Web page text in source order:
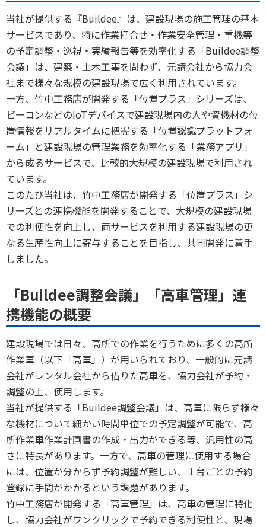
当社が提供する『Buildee』は、建設現場の施工管理の基本
サービスであり、特に作業打合せ・作業安全管理・重機等
の予定調整・巡視・実績報告等を効率化する「Buildee調整
会議」は、建築・土木工事を問わず、元請会社から協力会
社まで様々な規模の建設現場で広く利用されています。
一方、竹中工務店が開発する「位置プラス」シリーズは、
ビーコンなどのIoTデバイスで建設現場内の人や資機材の位
置情報をリアルタイムに把握する「位置認識プラットフォ
ーム」と建設現場の管理業務を効率化する「業務アプリ」
から成るサービスで、比較的大規模の建設現場で利用され
ています。
このたび当社は、竹中工務店が開発する「位置プラス」シ
リーズとの連携機能を開発することで、大規模の建設現場
での利便性を向上し、両サービスを利用する建設現場の更
なる生産性向上に寄与することを目指し、共同開発に着手
しました。
「Buildee調整会議」「高車管理」連
携機能の概要
建設現場では日々、高所での作業を行うために多くの高所
作業車（以下「高車」）が用いられており、一般的に元請
会社がレンタル会社から借りた高車を、協力会社が予約・
調整の上、使用します。
当社が提供する「Buildee調整会議」は、高車に限らず様々
な機材について細かい時間単位での予定調整が可能で、高
所作業車作業計画書の作成・出力ができる等、汎用性の高
さに特長があります。一方で、高車の管理に使用する場合
には、位置が分からず予約調整が難しい、１台ごとの予約
登録に手間がかかるという課題があります。
竹中工務店が開発する「高車管理」は、高車の管理に特化
し、協力会社がワンクリックで予約できる利便性と、現場